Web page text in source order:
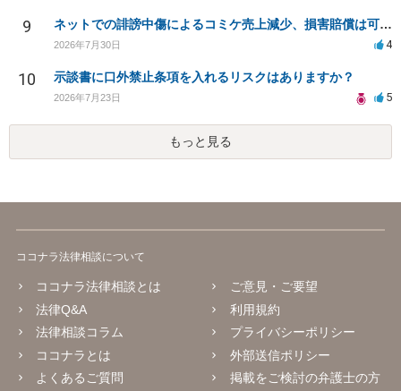
9 ネットでの誹謗中傷によるコミケ売上減少、損害賠償は可能か？
2026年7月30日 4
10 示談書に口外禁止条項を入れるリスクはありますか？
2026年7月23日 5
もっと見る
ココナラ法律相談について
ココナラ法律相談とは
法律Q&A
法律相談コラム
ココナラとは
よくあるご質問
ご意見・ご要望
利用規約
プライバシーポリシー
外部送信ポリシー
掲載をご検討の弁護士の方